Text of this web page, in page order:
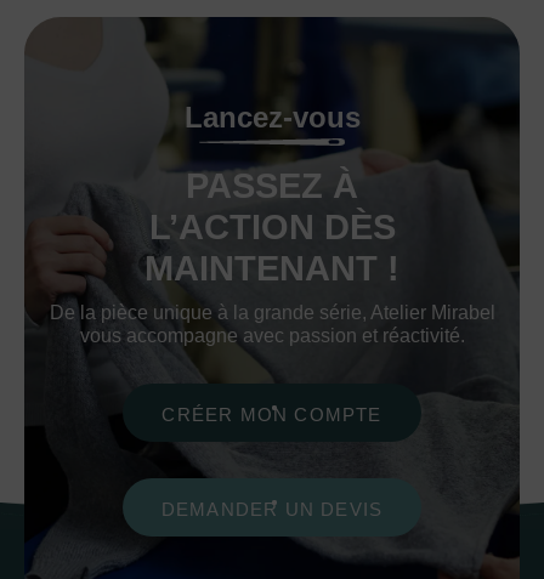
Lancez-vous
PASSEZ À
L’ACTION DÈS
MAINTENANT !
De la pièce unique à la grande série, Atelier Mirabel
vous accompagne avec passion et réactivité.
CRÉER MON COMPTE
DEMANDER UN DEVIS